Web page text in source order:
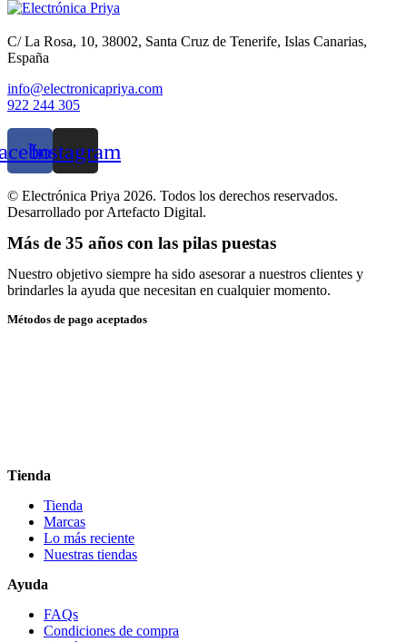
C/ La Rosa, 10, 38002, Santa Cruz de Tenerife, Islas Canarias,
España
info@electronicapriya.com
922 244 305
Instagram
© Electrónica Priya 2026. Todos los derechos reservados.
Desarrollado por Artefacto Digital.
Más de 35 años con las pilas puestas
Nuestro objetivo siempre ha sido asesorar a nuestros clientes y
brindarles la ayuda que necesitan en cualquier momento.
Métodos de pago aceptados
Tienda
Tienda
Marcas
Lo más reciente​
Nuestras tiendas​
Ayuda
FAQs
Condiciones de compra